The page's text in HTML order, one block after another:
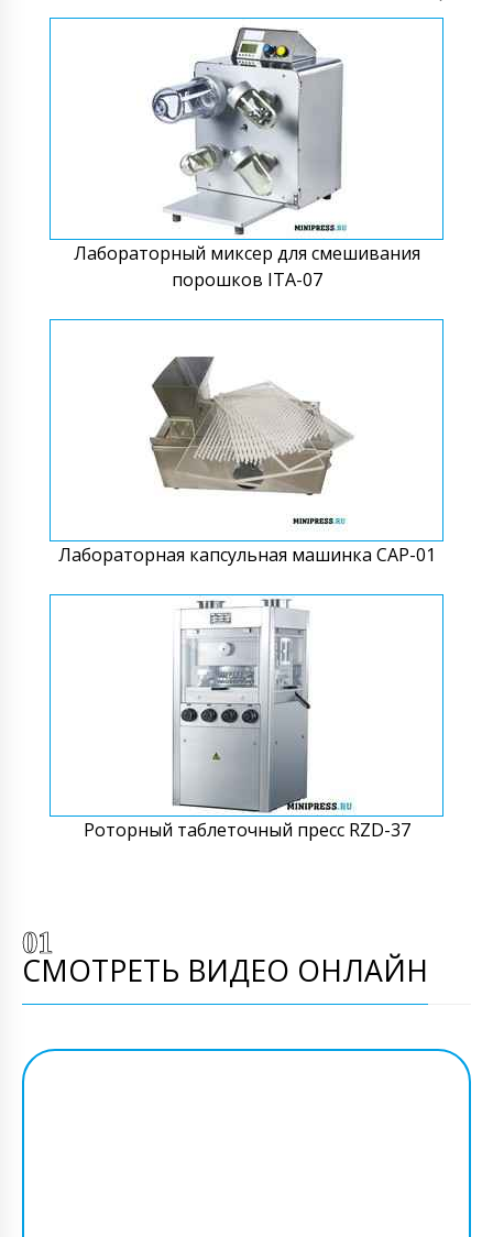
Лабораторный миксер для смешивания
порошков ITA-07
Лабораторная капсульная машинка CAP-01
Роторный таблеточный пресс RZD-37
СМОТРЕТЬ ВИДЕО ОНЛАЙН